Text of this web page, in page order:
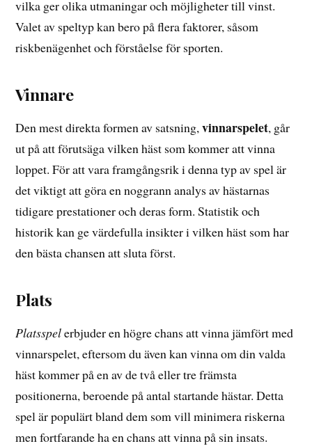
vilka ger olika utmaningar och möjligheter till vinst.
Valet av speltyp kan bero på flera faktorer, såsom
riskbenägenhet och förståelse för sporten.
Vinnare
Den mest direkta formen av satsning,vinnarspelet, går
ut på att förutsäga vilken häst som kommer att vinna
loppet. För att vara framgångsrik i denna typ av spel är
det viktigt att göra en noggrann analys av hästarnas
tidigare prestationer och deras form. Statistik och
historik kan ge värdefulla insikter i vilken häst som har
den bästa chansen att sluta först.
Plats
Platsspelerbjuder en högre chans att vinna jämfört med
vinnarspelet, eftersom du även kan vinna om din valda
häst kommer på en av de två eller tre främsta
positionerna, beroende på antal startande hästar. Detta
spel är populärt bland dem som vill minimera riskerna
men fortfarande ha en chans att vinna på sin insats.